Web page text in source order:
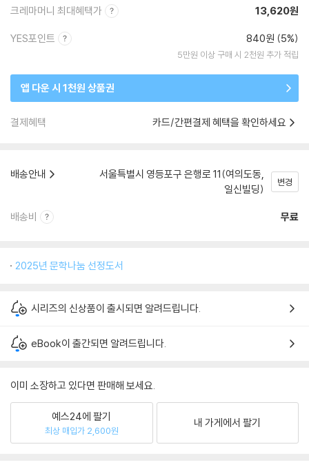
크레마머니 최대혜택가 13,620원
YES포인트 840원 (5%)
5만원 이상 구매 시 2천원 추가 적립
앱 다운 시 1천원 상품권
결제혜택 카드/간편결제 혜택을 확인하세요
배송안내
서울특별시 영등포구 은행로 11(여의도동,
일신빌딩)
변경
배송비 무료
2025년 문학나눔 선정도서
시리즈의 신상품이 출시되면 알려드립니다.
eBook이 출간되면 알려드립니다.
이미 소장하고 있다면 판매해 보세요.
예스24에 팔기
최상 매입가 2,600원
내 가게에서 팔기